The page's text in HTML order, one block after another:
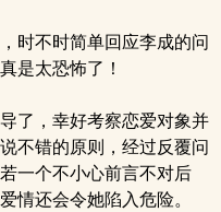
时不时简单回应李成的问
是太恐怖了！
了，幸好考察恋爱对象并
不错的原则，经过反覆问
一个不小心前言不对后
情还会令她陷入危险。